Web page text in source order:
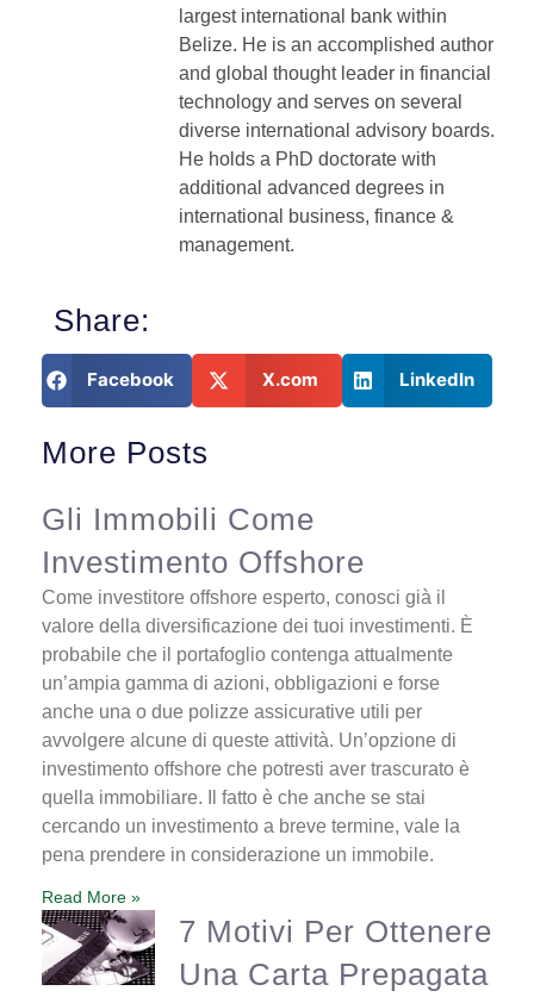
largest international bank within
Belize. He is an accomplished author
and global thought leader in financial
technology and serves on several
diverse international advisory boards.
He holds a PhD doctorate with
additional advanced degrees in
international business, finance &
management.
Share:
Facebook X.com LinkedIn
More Posts
Gli Immobili Come
Investimento Offshore
Come investitore offshore esperto, conosci già il
valore della diversificazione dei tuoi investimenti. È
probabile che il portafoglio contenga attualmente
un’ampia gamma di azioni, obbligazioni e forse
anche una o due polizze assicurative utili per
avvolgere alcune di queste attività. Un’opzione di
investimento offshore che potresti aver trascurato è
quella immobiliare. Il fatto è che anche se stai
cercando un investimento a breve termine, vale la
pena prendere in considerazione un immobile.
Read More »
7 Motivi Per Ottenere
Una Carta Prepagata